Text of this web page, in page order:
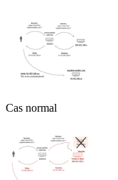
Cas normal